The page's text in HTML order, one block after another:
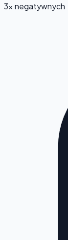
3x negatywnych